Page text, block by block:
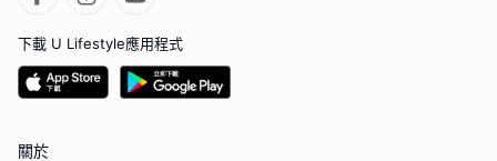
下載 U Lifestyle應用程式
關於